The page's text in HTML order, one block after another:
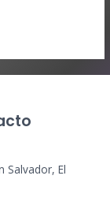
Salvador, El